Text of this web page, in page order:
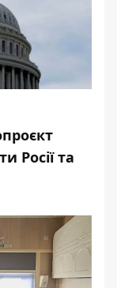
Росії та